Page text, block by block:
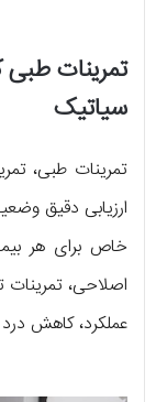
تمرینات
سیاتیک
تمرینات طبی،
ارزیابی دقیق
خاص برای هر
اصلاحی،
عملکرد، کاهش